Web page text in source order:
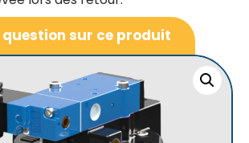
question sur ce produit